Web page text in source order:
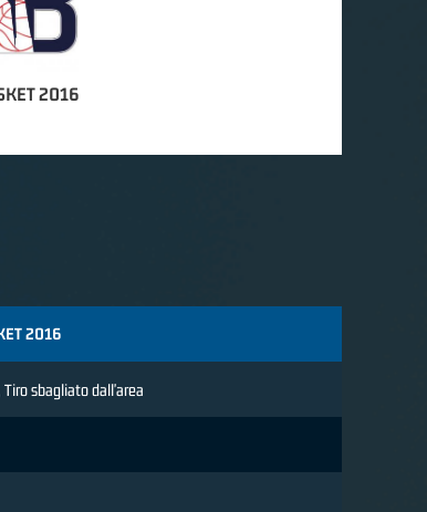
2016
2016
Tiro sbagliato dall'area